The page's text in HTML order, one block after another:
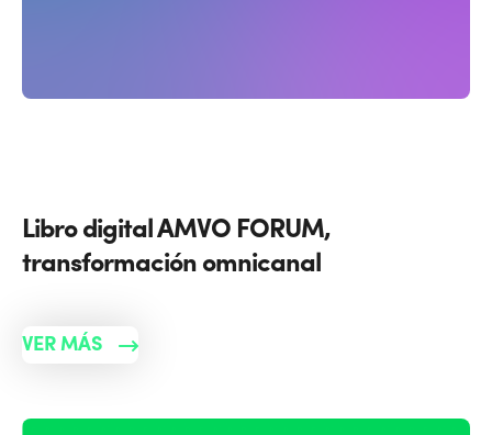
Libro digital AMVO FORUM,
transformación omnicanal
VER MÁS